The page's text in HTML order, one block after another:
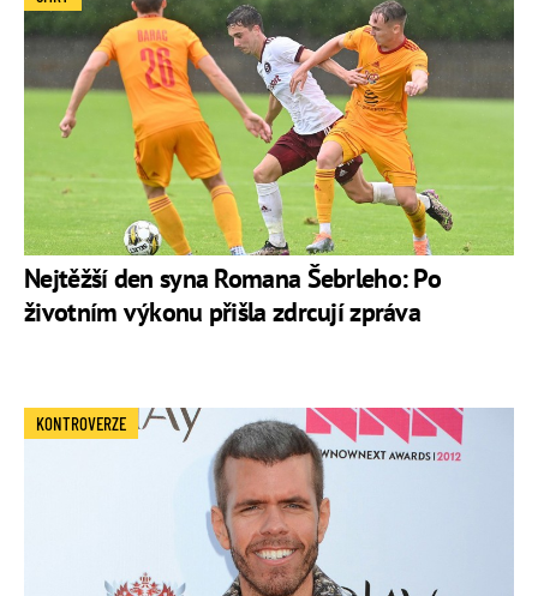
Nejtěžší den syna Romana Šebrleho: Po
životním výkonu přišla zdrcují zpráva
KONTROVERZE